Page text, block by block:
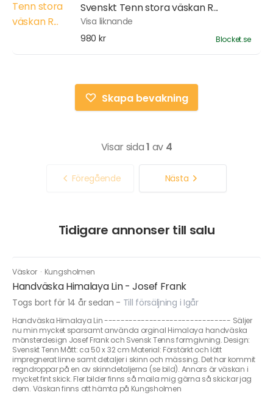
Svenskt Tenn stora väskan R...
Visa liknande
980 kr
Blocket.se
Skapa bevakning
Visar sida1 av 4
Föregående Nästa
Tidigare annonser till salu
Väskor · Kungsholmen
Handväska Himalaya Lin - Josef Frank
Togs bort för 14 år sedan - Till försäljning i Igår
Handväska Himalaya Lin ------------------------------- Säljer
nu min mycket sparsamt använda orginal Himalaya handväska
mönsterdesign Josef Frank och Svensk Tenns formgivning. Design:
Svenskt Tenn Mått: ca 50 x 32 cm Material: Förstärkt och lätt
impregnerat linne samt detaljer i skinn och mässing. Det har kommit
regndroppar på en av skinndetaljerna (se bild). Annars är väskan i
mycket fint skick. Fler bilder finns så maila mig gärna så skickar jag
dem. Väskan finns att hämta på Kungsholmen